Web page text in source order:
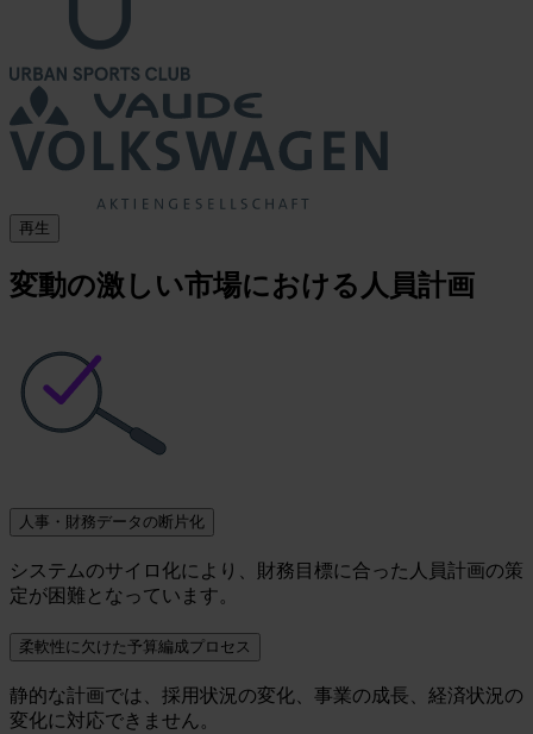
再生
変動の激しい市場における人員計画
人事・財務データの断片化
システムのサイロ化により、財務目標に合った人員計画の策
定が困難となっています。
柔軟性に欠けた予算編成プロセス
静的な計画では、採用状況の変化、事業の成長、経済状況の
変化に対応できません。